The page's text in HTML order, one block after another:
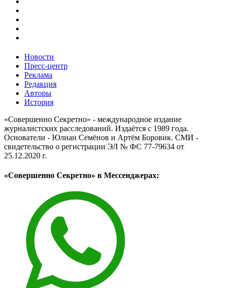
Новости
Пресс-центр
Реклама
Редакция
Авторы
История
«Совершенно Секретно» - международное издание
журналистских расследований. Издаётся с 1989 года.
Основатели - Юлиан Семёнов и Артём Боровик. CМИ -
свидетельство о регистрации ЭЛ № ФС 77-79634 от
25.12.2020 г.
«Совершенно Секретно» в Мессенджерах: